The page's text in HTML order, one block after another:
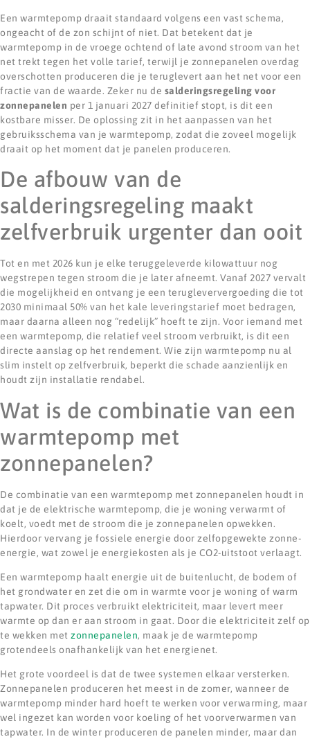
Een warmtepomp draait standaard volgens een vast schema,
ongeacht of de zon schijnt of niet. Dat betekent dat je
warmtepomp in de vroege ochtend of late avond stroom van het
net trekt tegen het volle tarief, terwijl je zonnepanelen overdag
overschotten produceren die je teruglevert aan het net voor een
fractie van de waarde. Zeker nu de salderingsregeling voor
zonnepanelen per 1 januari 2027 definitief stopt, is dit een
kostbare misser. De oplossing zit in het aanpassen van het
gebruiksschema van je warmtepomp, zodat die zoveel mogelijk
draait op het moment dat je panelen produceren.
De afbouw van de
salderingsregeling maakt
zelfverbruik urgenter dan ooit
Tot en met 2026 kun je elke teruggeleverde kilowattuur nog
wegstrepen tegen stroom die je later afneemt. Vanaf 2027 vervalt
die mogelijkheid en ontvang je een terugleververgoeding die tot
2030 minimaal 50% van het kale leveringstarief moet bedragen,
maar daarna alleen nog “redelijk” hoeft te zijn. Voor iemand met
een warmtepomp, die relatief veel stroom verbruikt, is dit een
directe aanslag op het rendement. Wie zijn warmtepomp nu al
slim instelt op zelfverbruik, beperkt die schade aanzienlijk en
houdt zijn installatie rendabel.
Wat is de combinatie van een
warmtepomp met
zonnepanelen?
De combinatie van een warmtepomp met zonnepanelen houdt in
dat je de elektrische warmtepomp, die je woning verwarmt of
koelt, voedt met de stroom die je zonnepanelen opwekken.
Hierdoor vervang je fossiele energie door zelfopgewekte zonne-
energie, wat zowel je energiekosten als je CO2-uitstoot verlaagt.
Een warmtepomp haalt energie uit de buitenlucht, de bodem of
het grondwater en zet die om in warmte voor je woning of warm
tapwater. Dit proces verbruikt elektriciteit, maar levert meer
warmte op dan er aan stroom in gaat. Door die elektriciteit zelf op
te wekken met zonnepanelen, maak je de warmtepomp
grotendeels onafhankelijk van het energienet.
Het grote voordeel is dat de twee systemen elkaar versterken.
Zonnepanelen produceren het meest in de zomer, wanneer de
warmtepomp minder hard hoeft te werken voor verwarming, maar
wel ingezet kan worden voor koeling of het voorverwarmen van
tapwater. In de winter produceren de panelen minder, maar dan